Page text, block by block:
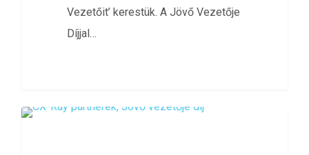
Vezetőit’ kerestük. A Jövő Vezetője
Díjjal…